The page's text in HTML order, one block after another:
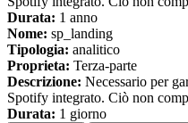
Durata: 1 anno
Nome: sp_landing
Tipologia: analitico
Proprieta: Terza-parte
Descrizione: Necessario per
Spotify integrato. Ciò non
Durata: 1 giorno